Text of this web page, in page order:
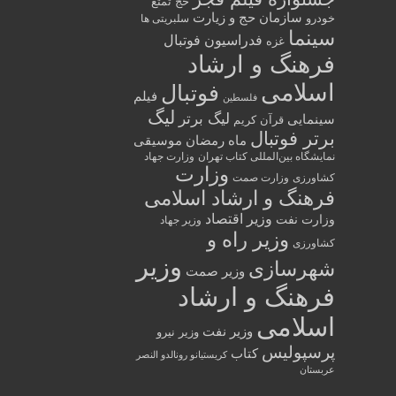
خودرو سازمان حج و زیارت سلبریتی ها
سینما غزه فدراسیون فوتبال
فرهنگ و ارشاد
اسلامی فلسطین فوتبال فیلم
سینمایی قرآن کریم لیگ برتر لیگ
برتر فوتبال ماه رمضان موسیقی
نمایشگاه بین‌المللی کتاب تهران وزارت جهاد
کشاورزی وزارت صمت وزارت
فرهنگ و ارشاد اسلامی
وزارت نفت وزیر اقتصاد وزیر جهاد
کشاورزی وزیر راه و
شهرسازی وزیر صمت وزیر
فرهنگ و ارشاد
اسلامی وزیر نفت وزیر نیرو
پرسپولیس کتاب کریستیانو رونالدو النصر
عربستان